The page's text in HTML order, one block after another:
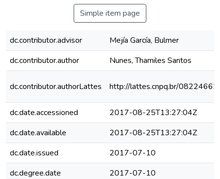
Simple item page
dc.contributor.advisor
Mejía García, Bulmer
dc.contributor.author
Nunes, Thamiles Santos
dc.contributor.authorLattes http://lattes.cnpq.br/
dc.date.accessioned
2017-08-25T13:27:04Z
dc.date.available
2017-08-25T13:27:04Z
dc.date.issued
2017-07-10
dc.degree.date
2017-07-10